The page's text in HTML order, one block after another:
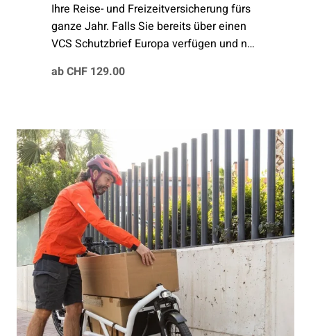
Ihre Reise- und Freizeitversicherung fürs
ganze Jahr. Falls Sie bereits über einen
VCS Schutzbrief Europa verfügen und neu
Ihnen der bereits bezahlte Betrag pro
ab CHF 129.00